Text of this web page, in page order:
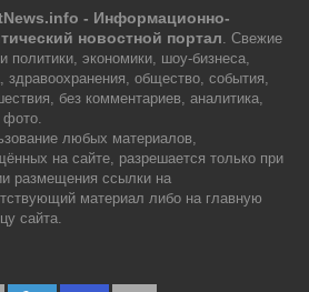
- Информационно-
новостной портал. Свежие
политики, экономики, шоу-бизнеса,
здравоохранения, общество, события,
без комментариев, аналитика,
фото.
любых материалов,
на сайте, разрешается только при
размещения ссылки на
материал либо на главную
сайта.